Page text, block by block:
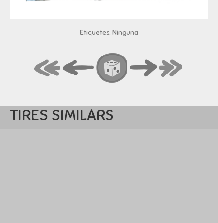
Etiquetes: Ninguna
TIRES SIMILARS